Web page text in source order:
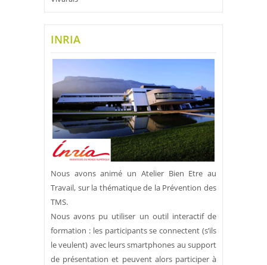
INRIA
Nous avons animé un Atelier Bien Etre au
Travail, sur la thématique de la Prévention des
TMS.
Nous avons pu utiliser un outil interactif de
formation : les participants se connectent (s’ils
le veulent) avec leurs smartphones au support
de présentation et peuvent alors participer à